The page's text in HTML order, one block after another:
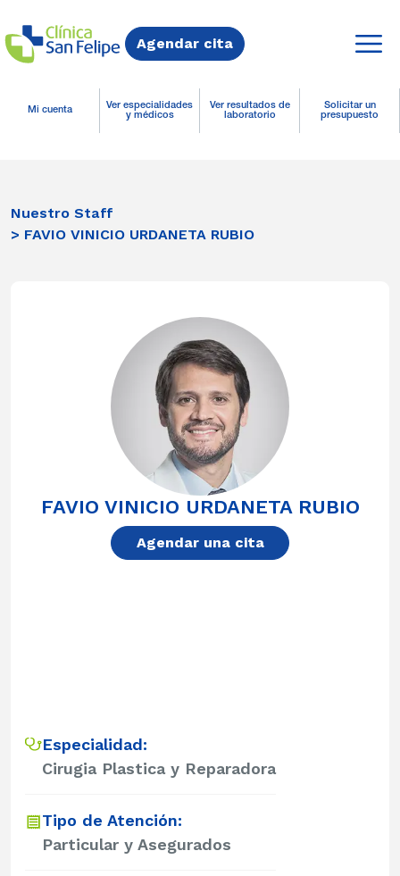
Agendar cita
Mi cuenta
Ver especialidades
y médicos
Ver resultados de
laboratorio
Solicitar un
presupuesto
Nuestro Staff
> FAVIO VINICIO URDANETA RUBIO
FAVIO VINICIO URDANETA RUBIO
Agendar una cita
Especialidad:
Cirugia Plastica y Reparadora
Tipo de Atención:
Particular y Asegurados